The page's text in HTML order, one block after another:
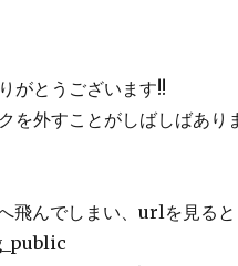
がとうございます!!
を外すことがしばしばあ
飛んでしまい、urlを見ると